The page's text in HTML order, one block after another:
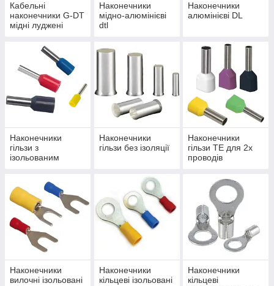
Кабельні
наконечники G-DT
мідні луджені
Наконечники
мідно-алюмінієві
dtl
Наконечники
алюмінієві DL
Наконечники
гільзи з
ізольованим
Наконечники
гільзи без ізоляції
Наконечники
гільзи TE для 2х
проводів
Наконечники
вилочні ізольовані
Наконечники
кільцеві ізольовані
Наконечники
кільцеві